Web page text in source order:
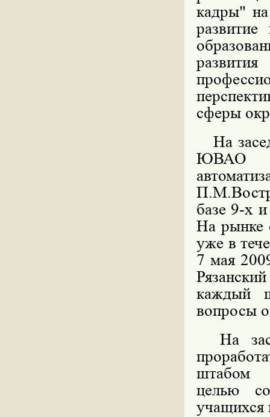
кадры"
развитие
сферы
На
ЮВАО
базе 9-х
На рынке
уже в
7 мая
каждый
вопросы
На
штабом
целью
учащихся